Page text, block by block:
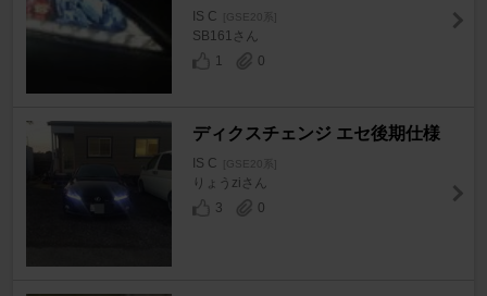
IS C [GSE20系]
SB161さん
1
0
ディクスチェンジ エセ後期仕様
IS C [GSE20系]
りょうziさん
3
0